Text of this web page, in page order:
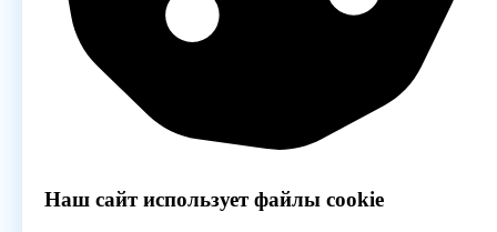
Наш сайт использует файлы cookie